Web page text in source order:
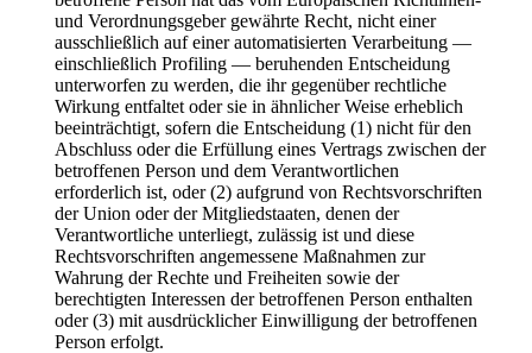
und Verordnungsgeber gewährte Recht, nicht einer
ausschließlich auf einer automatisierten Verarbeitung —
einschließlich Profiling — beruhenden Entscheidung
unterworfen zu werden, die ihr gegenüber rechtliche
Wirkung entfaltet oder sie in ähnlicher Weise erheblich
beeinträchtigt, sofern die Entscheidung (1) nicht für den
Abschluss oder die Erfüllung eines Vertrags zwischen der
betroffenen Person und dem Verantwortlichen
erforderlich ist, oder (2) aufgrund von Rechtsvorschriften
der Union oder der Mitgliedstaaten, denen der
Verantwortliche unterliegt, zulässig ist und diese
Rechtsvorschriften angemessene Maßnahmen zur
Wahrung der Rechte und Freiheiten sowie der
berechtigten Interessen der betroffenen Person enthalten
oder (3) mit ausdrücklicher Einwilligung der betroffenen
Person erfolgt.